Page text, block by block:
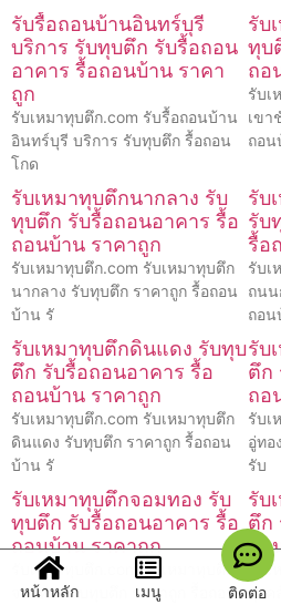
รับรื้อถอนบ้านอินทร์บุรี
บริการ รับทุบตึก รับรื้อถอน
อาคาร รื้อถอนบ้าน ราคา
ถูก
รับเหมาทุบตึก.com รับรื้อถอนบ้าน
อินทร์บุรี บริการ รับทุบตึก รื้อถอน
โกด
รับ
ทุบ
ถอ
รับเ
เขา
ถอน
รับเหมาทุบตึกนากลาง รับ
ทุบตึก รับรื้อถอนอาคาร รื้อ
ถอนบ้าน ราคาถูก
รับเหมาทุบตึก.com รับเหมาทุบตึก
นากลาง รับทุบตึก ราคาถูก รื้อถอน
บ้าน รั
รับ
รับ
รื้อ
รับเ
ถนน
ถอน
รับเหมาทุบตึกดินแดง รับทุบ
ตึก รับรื้อถอนอาคาร รื้อ
ถอนบ้าน ราคาถูก
รับเหมาทุบตึก.com รับเหมาทุบตึก
ดินแดง รับทุบตึก ราคาถูก รื้อถอน
บ้าน รั
รับ
ตึก
ถอ
รับเ
อู่ทอ
รับ
รับเหมาทุบตึกจอมทอง รับ
ทุบตึก รับรื้อถอนอาคาร รื้อ
ถอนบ้าน ราคาถูก
รับเหมาทุบตึก.com รับเหมาทุบตึก
จอมทอง รับทุบตึก ราคาถูก รื้อถอน
รับ
ตึก
ถอ
รับเ
บุ่งค
หน้าหลัก เมนู ติดต่อ